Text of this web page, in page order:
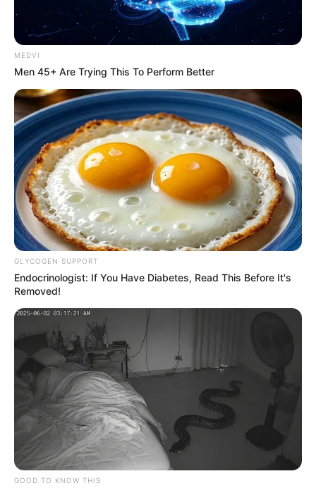
MEDVI
Men 45+ Are Trying This To Perform Better
GLYCOGEN SUPPORT
Endocrinologist: If You Have Diabetes, Read This Before It's
Removed!
GOOD TO KNOW THIS